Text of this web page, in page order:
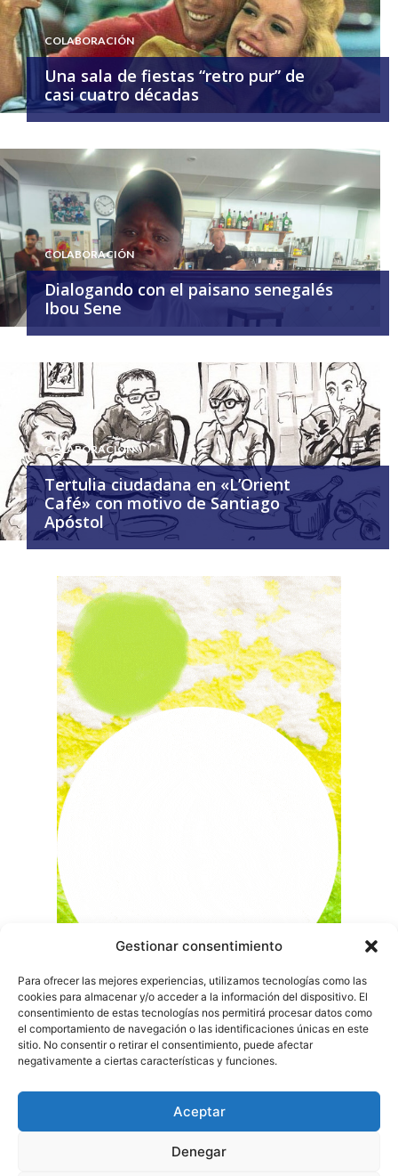
Gestionar consentimiento
Para ofrecer las mejores experiencias, utilizamos tecnologías como las
cookies para almacenar y/o acceder a la información del dispositivo. El
consentimiento de estas tecnologías nos permitirá procesar datos como
el comportamiento de navegación o las identificaciones únicas en este
sitio. No consentir o retirar el consentimiento, puede afectar
negativamente a ciertas características y funciones.
Aceptar
Denegar
COLABORACIÓN
Una sala de fiestas “retro pur” de
casi cuatro décadas
COLABORACIÓN
Dialogando con el paisano senegalés
Ibou Sene
COLABORACIÓN
Tertulia ciudadana en «L’Orient
Café» con motivo de Santiago
Apóstol